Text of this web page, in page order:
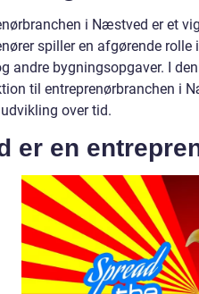
i Næstved er et
spiller en afgørende
andre bygningsopgaver. I
til entreprenørbranchen i
over tid.
er en